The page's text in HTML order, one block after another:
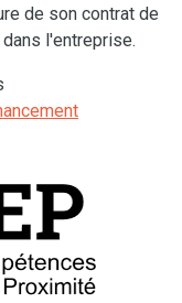
de son contrat de
l'entreprise.